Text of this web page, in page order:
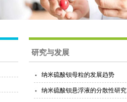
研究与发展
纳米硫酸钡母粒的发展趋势
纳米硫酸钡悬浮液的分散性研究